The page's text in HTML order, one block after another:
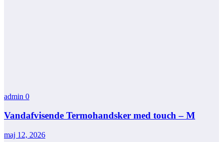
admin 0
Vandafvisende Termohandsker med touch – M
maj 12, 2026